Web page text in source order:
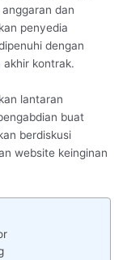
dan
penyedia
dengan
kontrak.
lantaran
buat
berdiskusi
website keinginan